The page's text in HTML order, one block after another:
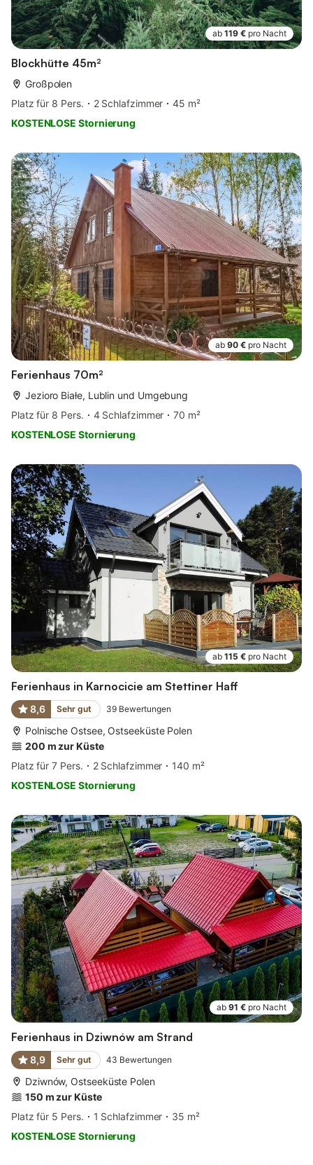
ab 119 € pro Nacht
Blockhütte 45m²
Großpolen
Platz für 8 Pers.
2 Schlafzimmer
45 m²
KOSTENLOSE Stornierung
ab 90 € pro Nacht
Ferienhaus 70m²
Jezioro Białe, Lublin und Umgebung
Platz für 8 Pers.
4 Schlafzimmer
70 m²
KOSTENLOSE Stornierung
ab 115 € pro Nacht
Ferienhaus in Karnocicie am Stettiner Haff
8,6 Sehr gut 39 Bewertungen
Polnische Ostsee, Ostseeküste Polen
200 m zur Küste
Platz für 7 Pers.
2 Schlafzimmer
140 m²
KOSTENLOSE Stornierung
ab 91 € pro Nacht
Ferienhaus in Dziwnów am Strand
8,9 Sehr gut 43 Bewertungen
Dziwnów, Ostseeküste Polen
150 m zur Küste
Platz für 5 Pers.
1 Schlafzimmer
35 m²
KOSTENLOSE Stornierung